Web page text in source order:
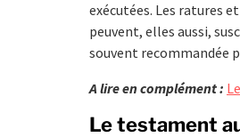
exécutées. Les ratures
peuvent, elles aussi,
souvent recommandée
A lire en complément :
Le testament